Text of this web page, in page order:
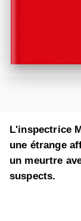
L'inspectrice
une étrange
un meurtre
suspects.